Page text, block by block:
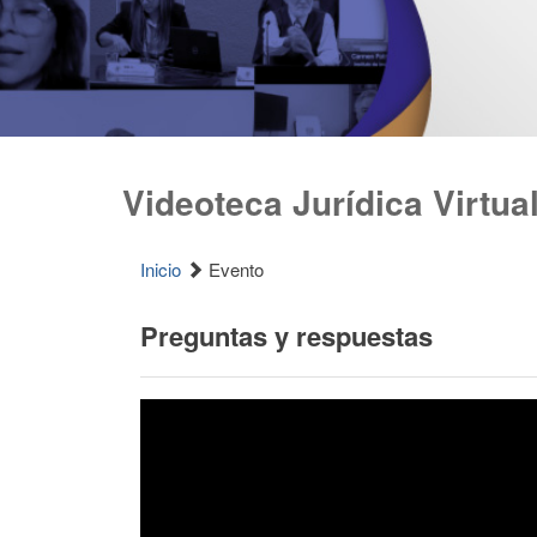
Videoteca Jurídica
Inicio Evento
Preguntas y respuestas